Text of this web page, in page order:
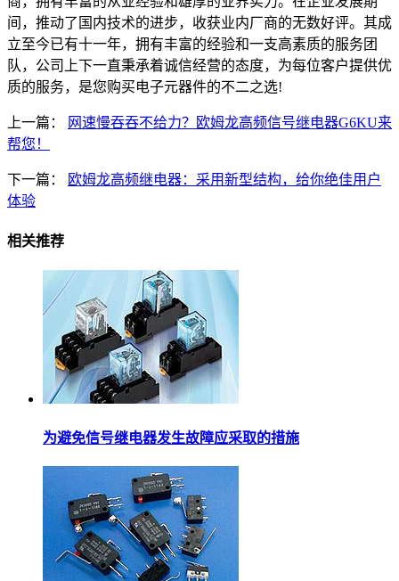
间，推动了国内技术的进步，收获业内厂商的无数好评。其成
立至今已有十一年，拥有丰富的经验和一支高素质的服务团
队，公司上下一直秉承着诚信经营的态度，为每位客户提供优
质的服务，是您购买电子元器件的不二之选!
上一篇：
网速慢吞吞不给力？欧姆龙高频信号继电器G6KU来
帮您！
下一篇：
欧姆龙高频继电器：采用新型结构，给你绝佳用户
体验
相关推荐
为避免信号继电器发生故障应采取的措施